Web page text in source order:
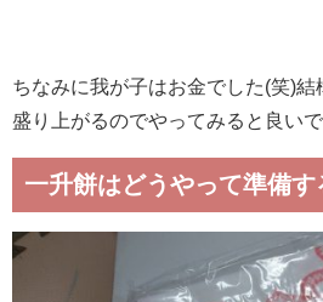
ちなみに我が子はお金でした(笑)
盛り上がるのでやってみると良い
一升餅はどうやって準備す